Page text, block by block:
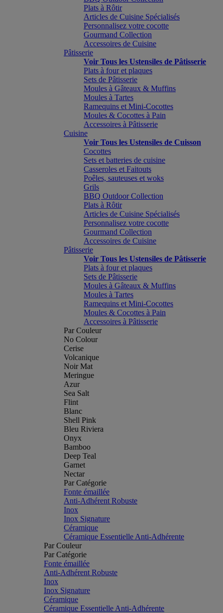
Plats à Rôtir
Articles de Cuisine Spécialisés
Personnalisez votre cocotte
Gourmand Collection
Accessoires de Cuisine
Pâtisserie
Voir Tous les Ustensiles de Pâtisserie
Plats à four et plaques
Sets de Pâtisserie
Moules à Gâteaux & Muffins
Moules à Tartes
Ramequins et Mini-Cocottes
Moules & Cocottes à Pain
Accessoires à Pâtisserie
Cuisine
Voir Tous les Ustensiles de Cuisson
Cocottes
Sets et batteries de cuisine
Casseroles et Faitouts
Poêles, sauteuses et woks
Grils
BBQ Outdoor Collection
Plats à Rôtir
Articles de Cuisine Spécialisés
Personnalisez votre cocotte
Gourmand Collection
Accessoires de Cuisine
Pâtisserie
Voir Tous les Ustensiles de Pâtisserie
Plats à four et plaques
Sets de Pâtisserie
Moules à Gâteaux & Muffins
Moules à Tartes
Ramequins et Mini-Cocottes
Moules & Cocottes à Pain
Accessoires à Pâtisserie
Par Couleur
No Colour
Cerise
Volcanique
Noir Mat
Meringue
Azur
Sea Salt
Flint
Blanc
Shell Pink
Bleu Riviera
Onyx
Bamboo
Deep Teal
Garnet
Nectar
Par Catégorie
Fonte émaillée
Anti-Adhérent Robuste
Inox
Inox Signature
Céramique
Céramique Essentielle Anti-Adhérente
Par Couleur
Par Catégorie
Fonte émaillée
Anti-Adhérent Robuste
Inox
Inox Signature
Céramique
Céramique Essentielle Anti-Adhérente